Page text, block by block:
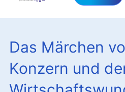
Das Märchen
Konzern und